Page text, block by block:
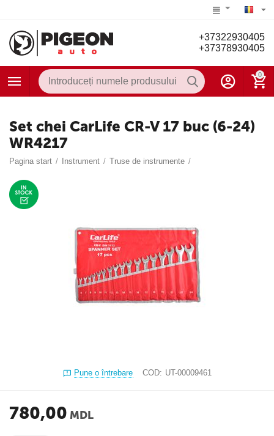
+37322930405
+37378930405
0
Set chei CarLife CR-V 17 buc (6-24)
WR4217
Pagina start / Instrument / Truse de instrumente /
Pune o întrebare COD: UT-00009461
780,00 MDL